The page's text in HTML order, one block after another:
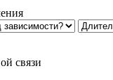
связи